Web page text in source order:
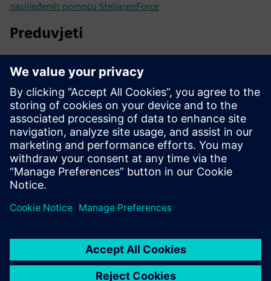
naslijeđenih pomoću StellarenForce
Preduvjeti
instalaciju
Minimalno 100—350 MB memorije na temelju korištenih
značajki
Podržava samo Intel/AMD 64-bitne procesore
Treba.Net Framework 3.5 SP1 ili 4.0
Radi na sustavu Windows 2000 do Windows 11, Server
2000—2025